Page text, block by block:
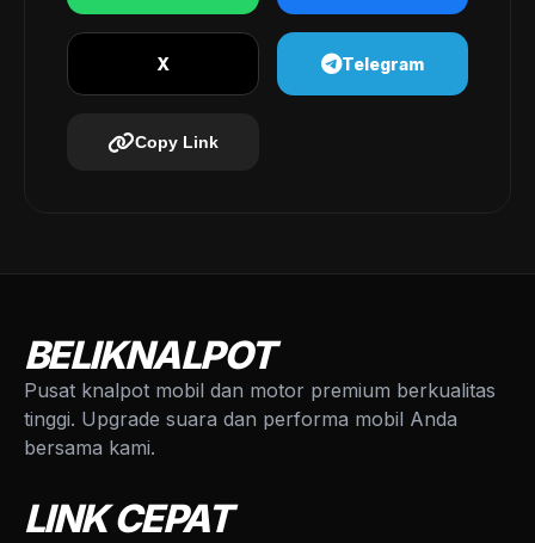
X Telegram
Copy Link
BELIKNALPOT
Pusat knalpot mobil dan motor premium berkualitas
tinggi. Upgrade suara dan performa mobil Anda
bersama kami.
LINK CEPAT